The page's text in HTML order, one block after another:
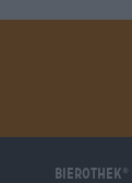
Bierothek